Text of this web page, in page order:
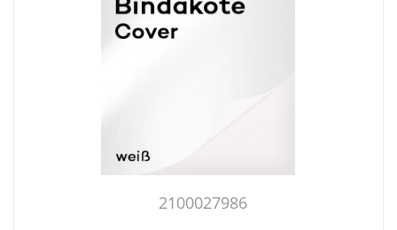
2100027986